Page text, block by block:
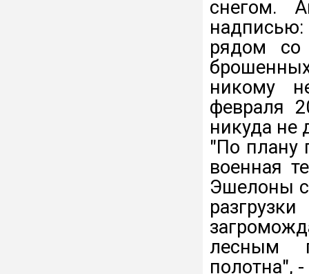
снегом.
рядом со
никому
февраля
никуда не
"По плану
военная
Эшелоны
лесным
полотна",